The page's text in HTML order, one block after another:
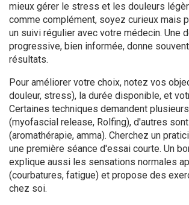
mieux gérer le stress et les douleurs
comme complément, soyez curieux mais
un suivi régulier avec votre médecin. Une
progressive, bien informée, donne
résultats.
Pour améliorer votre choix, notez vos
douleur, stress), la durée disponible, et
Certaines techniques demandent
(myofascial release, Rolfing), d'autres
(aromathérapie, amma). Cherchez un
une première séance d'essai courte. Un
explique aussi les sensations normales
(courbatures, fatigue) et propose des
chez soi.